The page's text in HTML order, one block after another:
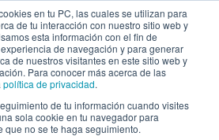
en tu PC, las cuales se utilizan para
de tu interacción con nuestro sitio web y
esta información con el fin de
de navegación y para generar
de nuestros visitantes en este sitio web y
Para conocer más acerca de las
política de privacidad.
de tu información cuando visites
sola cookie en tu navegador para
que no se te haga seguimiento.
love
society
self